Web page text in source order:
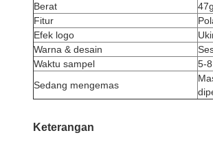
Berat
47g
Fitur
Efek logo
Warna & desain
Waktu sampel
5-
Sedang mengemas
Keterangan